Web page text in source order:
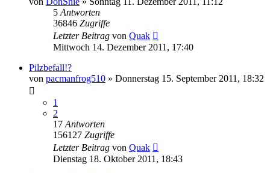
5 Antworten
36846 Zugriffe
Letzter Beitrag von Quak
Mittwoch 14. Dezember 2011, 17:40
Pilzbefall!?
von pacmanfrog510 » Donnerstag 15. September 2011, 18:32
1
2
17 Antworten
156127 Zugriffe
Letzter Beitrag von Quak
Dienstag 18. Oktober 2011, 18:43